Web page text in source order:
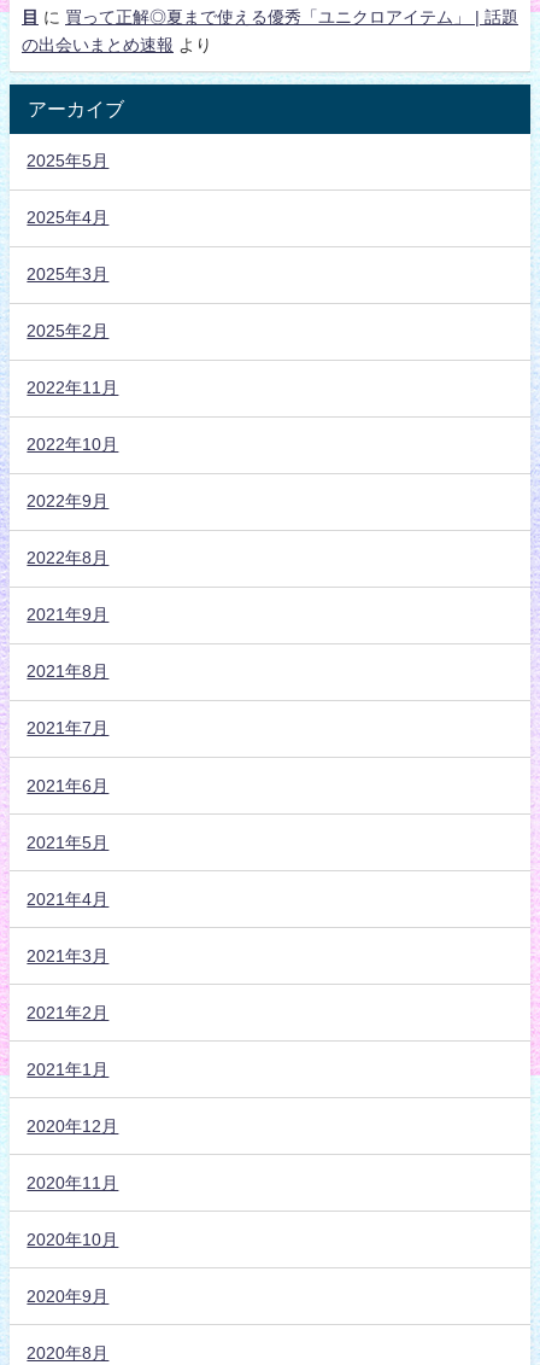
目 に 買って正解◎夏まで使える優秀「ユニクロアイテム」 | 話題
の出会いまとめ速報 より
アーカイブ
2025年5月
2025年4月
2025年3月
2025年2月
2022年11月
2022年10月
2022年9月
2022年8月
2021年9月
2021年8月
2021年7月
2021年6月
2021年5月
2021年4月
2021年3月
2021年2月
2021年1月
2020年12月
2020年11月
2020年10月
2020年9月
2020年8月